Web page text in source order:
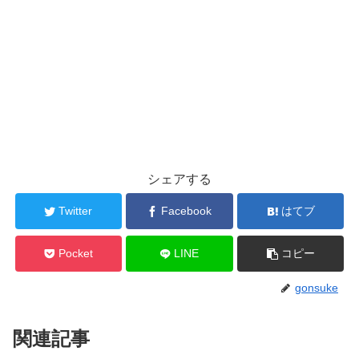
シェアする
Twitter Facebook はてブ
Pocket LINE コピー
gonsuke
関連記事